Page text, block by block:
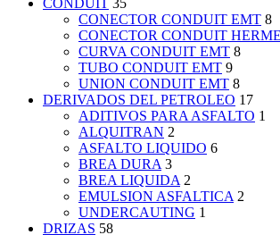
CONDUIT 35
CONECTOR CONDUIT EMT 8
CONECTOR CONDUIT
CURVA CONDUIT EMT 8
TUBO CONDUIT EMT 9
UNION CONDUIT EMT 8
DERIVADOS DEL PETROLEO 17
ADITIVOS PARA ASFALTO 1
ALQUITRAN 2
ASFALTO LIQUIDO 6
BREA DURA 3
BREA LIQUIDA 2
EMULSION ASFALTICA 2
UNDERCAUTING 1
DRIZAS 58